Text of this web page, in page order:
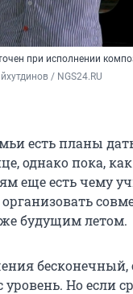
при исполнении
/ NGS24.RU
есть планы
однако пока,
еще есть чему
будущим летом.
уровень. Но если